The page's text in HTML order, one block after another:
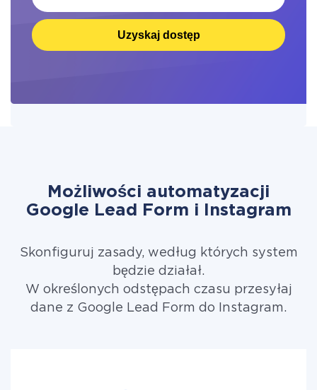
Uzyskaj dostęp
Możliwości automatyzacji
Google Lead Form i Instagram
Skonfiguruj zasady, według których system
będzie działał.
W określonych odstępach czasu przesyłaj
dane z Google Lead Form do Instagram.